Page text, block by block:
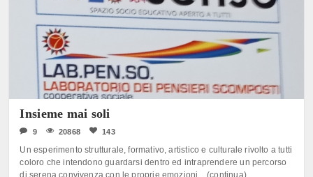
Insieme mai soli
9 20868 143
Un esperimento strutturale, formativo, artistico e culturale rivolto a tutti
coloro che intendono guardarsi dentro ed intraprendere un percorso
di serena convivenza con le proprie emozioni... (continua)